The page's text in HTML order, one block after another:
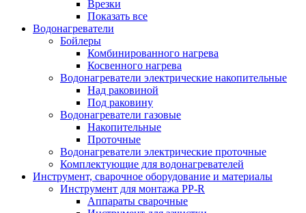
Врезки
Показать все
Водонагреватели
Бойлеры
Комбинированного нагрева
Косвенного нагрева
Водонагреватели электрические накопительные
Над раковиной
Под раковину
Водонагреватели газовые
Накопительные
Проточные
Водонагреватели электрические проточные
Комплектующие для водонагревателей
Инструмент, сварочное оборудование и материалы
Инструмент для монтажа PP-R
Аппараты сварочные